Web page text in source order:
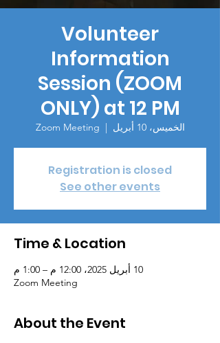
Volunteer
Information
Session (ZOOM
ONLY) at 12 PM
الخميس، 10 أبريل
  |
Zoom Meeting
Registration is closed
See other events
Time & Location
10 أبريل 2025، 12:00 م – 1:00 م
Zoom Meeting
About the Event